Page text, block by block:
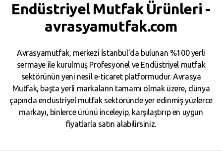
Endüstriyel Mutfak Ürünleri -
avrasyamutfak.com
Avrasyamutfak, merkezi İstanbul'da bulunan %100 yerli
sermaye ile kurulmuş Profesyonel ve Endüstriyel mutfak
sektörünün yeni nesil e-ticaret platformudur. Avrasya
Mutfak, başta yerli markaların tamamı olmak üzere, dünya
çapında endüstriyel mutfak sektöründe yer edinmiş yüzlerce
markayı, binlerce ürünü inceleyip, karşılaştırıp en uygun
fiyatlarla satın alabilirsiniz.